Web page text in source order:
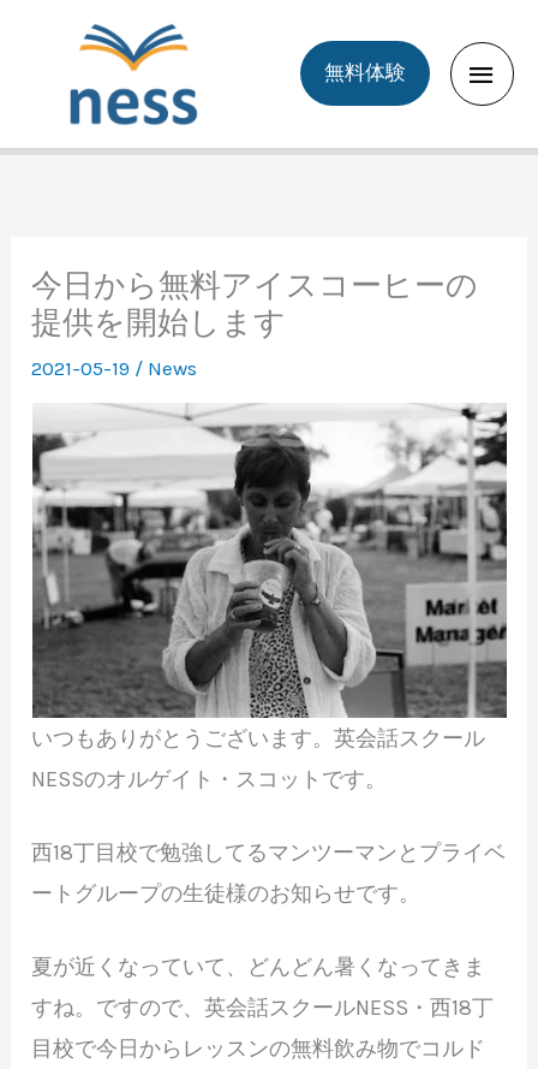
Main
無料体験
今日から無料アイスコーヒーの
提供を開始します
2021-05-19 / News
いつもありがとうございます。英会話スクール
NESSのオルゲイト・スコットです。
西18丁目校で勉強してるマンツーマンとプライベ
ートグループの生徒様のお知らせです。
夏が近くなっていて、どんどん暑くなってきま
すね。ですので、英会話スクールNESS・西18丁
目校で今日からレッスンの無料飲み物でコルド